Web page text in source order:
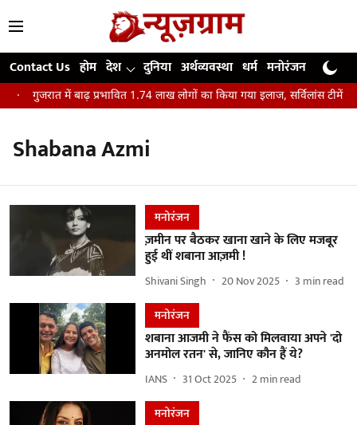
Contact Us होम देश दुनिया अर्थव्यवस्था धर्म मनोरंजन खेल
गुजरात में बाढ़ प्रभावित 1.74 लाख लोगों का किया गया इलाज, सर्विलांस टीमें
Shabana Azmi
मनोरंजन
ज़मीन पर बैठकर खाना खाने के लिए मजबूर
हुई थीं शबाना आज़मी !
Shivani Singh 20 Nov 2025 3 min read
मनोरंजन
शबाना आजमी ने फैंस को मिलवाया अपने 'दो
अनमोल रतन' से, जानिए कौन हैं ये?
IANS 31 Oct 2025 2min read
मनोरंजन